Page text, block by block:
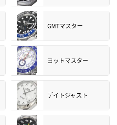
GMTマスター
ヨットマスター
デイトジャスト